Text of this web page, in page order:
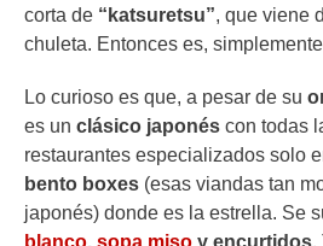
corta de “katsuretsu”, que viene
chuleta. Entonces es,
Lo curioso es que, a pesar de su
es un clásico japonés con todas
restaurantes especializados solo
bento boxes (esas viandas tan
japonés) donde es la estrella. Se
blanco, sopa miso y encurtidos.